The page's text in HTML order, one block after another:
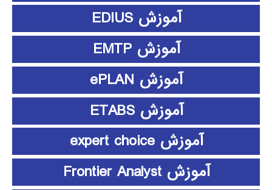
آموزش EDIUS
آموزش EMTP
آموزش ePLAN
آموزش ETABS
آموزش expert choice
آموزش Frontier Analyst